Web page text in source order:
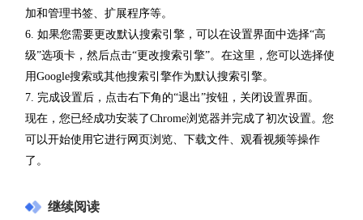
加和管理书签、扩展程序等。
6. 如果您需要更改默认搜索引擎，可以在设置界面中选择“高
级”选项卡，然后点击“更改搜索引擎”。在这里，您可以选择使
用Google搜索或其他搜索引擎作为默认搜索引擎。
7. 完成设置后，点击右下角的“退出”按钮，关闭设置界面。
现在，您已经成功安装了Chrome浏览器并完成了初次设置。您
可以开始使用它进行网页浏览、下载文件、观看视频等操作
了。
继续阅读